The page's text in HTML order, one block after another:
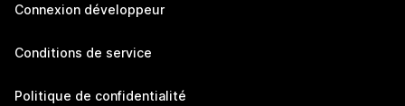
Connexion développeur
Conditions de service
Politique de confidentialité